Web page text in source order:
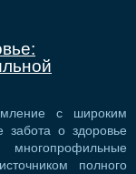
с широким
забота о здоровье
полного